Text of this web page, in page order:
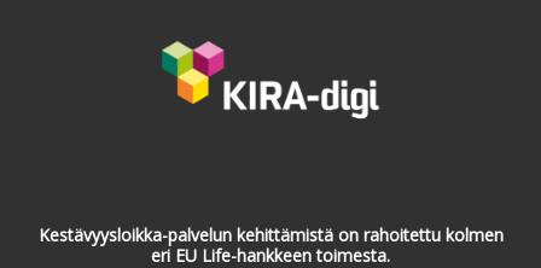
Kestävyysloikka-palvelun kehittämistä on rahoitettu kolmen
eri EU Life-hankkeen toimesta.